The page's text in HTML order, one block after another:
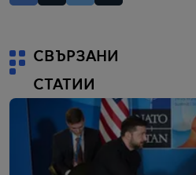
СВЪРЗАНИ
СТАТИИ